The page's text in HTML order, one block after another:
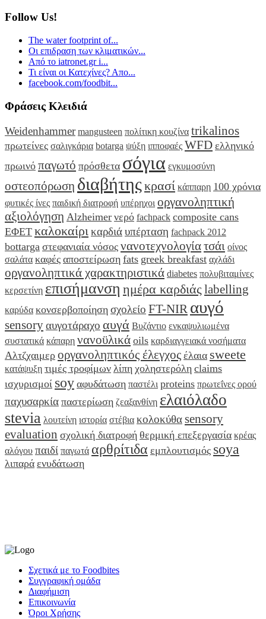
Follow Us!
The water footprint of...
Οι επιδραση των κλιματικών...
Από το iatronet.gr i...
Τι είναι οι Κατεχίνες? Απο...
facebook.com/foodbit...
Φράσεις Κλειδιά
Weidenhammer mangusteen πολίτικη κουζίνα trikalinos
πρωτείνες σαλιγκάρια botarga ψύξη ιπποφαές WFD ελληνικό
πρωινό παγωτό πρόσθετα σόγια εγκυμοσύνη
οστεοπόρωση διαβήτηςκρασί κάππαρη 100 χρόνια
φυτικές ίνες παιδική διατροφή υπέρηχοι οργανοληπτική
αξιολόγηση Alzheimer νερό fachpack composite cans
ΕΦΕΤ καλοκαίρικαρδιάυπέρταση fachpack 2012
bottarga στεφανιαία νόσος νανοτεχνολογίατσάι οίνος
σαλάτα καφές αποστείρωση fats greek breakfast αχλάδι
οργανοληπτικά χαρακτηριστικά diabetes πολυβιταμίνες
κερσετίνη επισήμανση ημέρα καρδιάς labelling
καρύδα κονσερβοποίηση σχολείο FT-NIR αυγό
sensoryαυγοτάραχο αυγά Βυζάντιο ενκαψυλιωμένα
συστατικά κάπαρη νανοϋλικά oils καρδιαγγειακά νοσήματα
Αλτζχαιμερ οργανοληπτικός έλεγχος έλαια sweete
κατάψυξη τιμές τροφίμων λίπη χοληστερόλη claims
ισχυρισμοί soy αφυδάτωση παστέλι proteins πρωτεΐνες ορού
παχυσαρκία παστερίωση ζεαξανθίνη ελαιόλαδο
stevia λουτείνη ιστορία στέβια κολοκύθαsensory
evaluation σχολική διατροφή θερμική επεξεργασία κρέας
αλόγου παιδί παγωτά αρθρίτιδα εμπλουτισμός soya
λιπαρά ενυδάτωση
Σχετικά με το Foodbites
Συγγραφική ομάδα
Διαφήμιση
Επικοινωνία
Όροι Χρήσης